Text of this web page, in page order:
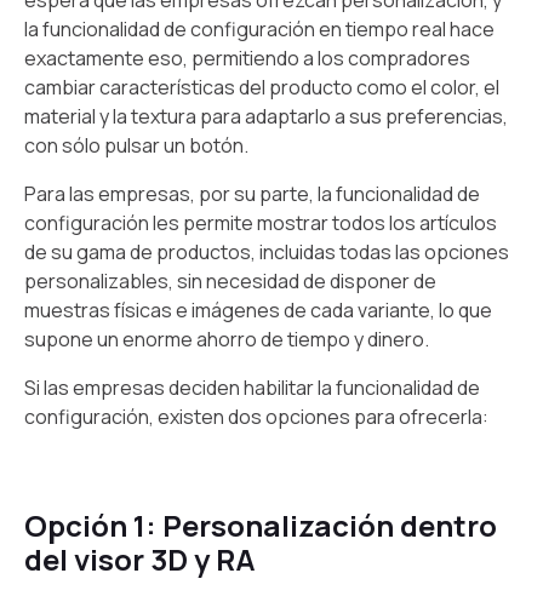
la funcionalidad de configuración en tiempo real hace
exactamente eso, permitiendo a los compradores
cambiar características del producto como el color, el
material y la textura para adaptarlo a sus preferencias,
con sólo pulsar un botón.
Para las empresas, por su parte, la funcionalidad de
configuración les permite mostrar todos los artículos
de su gama de productos, incluidas todas las opciones
personalizables, sin necesidad de disponer de
muestras físicas e imágenes de cada variante, lo que
supone un enorme ahorro de tiempo y dinero.
Si las empresas deciden habilitar la funcionalidad de
configuración, existen dos opciones para ofrecerla:
Opción 1: Personalización dentro
del visor 3D y RA